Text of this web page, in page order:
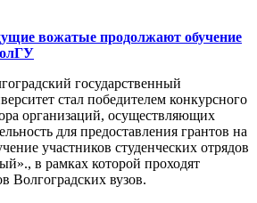
вожатые продолжают обучение
государственный
стал победителем конкурсного
организаций, осуществляющих
для предоставления грантов на
участников студенческих отрядов
в рамках которой проходят
Волгоградских вузов.